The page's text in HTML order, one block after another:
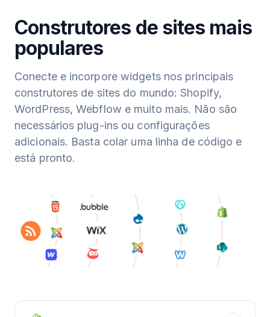
Construtores de sites mais
populares
Conecte e incorpore widgets nos principais
construtores de sites do mundo: Shopify,
WordPress, Webflow e muito mais. Não são
necessários plug-ins ou configurações
adicionais. Basta colar uma linha de código e
está pronto.